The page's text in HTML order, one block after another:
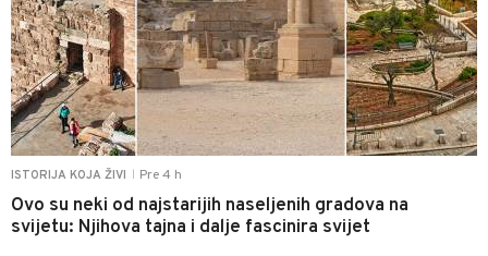
ISTORIJA KOJA ŽIVI Pre 4 h
Ovo su neki od najstarijih naseljenih gradova na
svijetu: Njihova tajna i dalje fascinira svijet